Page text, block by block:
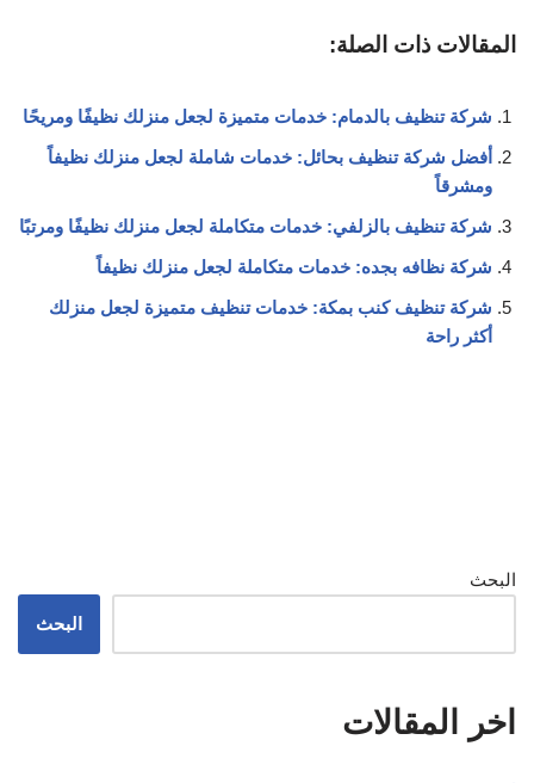
المقالات ذات الصلة:
شركة تنظيف بالدمام: خدمات متميزة لجعل منزلك نظيفًا ومريحًا
أفضل شركة تنظيف بحائل: خدمات شاملة لجعل منزلك نظيفاً
ومشرقاً
شركة تنظيف بالزلفي: خدمات متكاملة لجعل منزلك نظيفًا ومرتبًا
شركة نظافه بجده: خدمات متكاملة لجعل منزلك نظيفاً
شركة تنظيف كنب بمكة: خدمات تنظيف متميزة لجعل منزلك
أكثر راحة
البحث
البحث
اخر المقالات